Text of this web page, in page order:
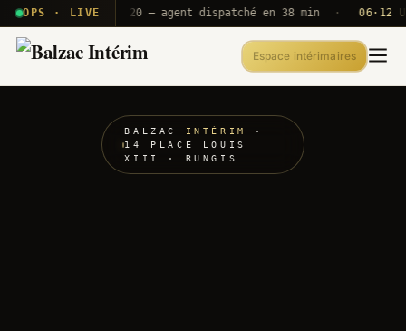
OPS · LIVE
T2E · B71 Push A320 — agent dispatché en 38 min · 06·12 UTC
Espace intérimaires
BALZAC INTÉRIM
·
14 PLACE LOUIS
XIII · RUNGIS